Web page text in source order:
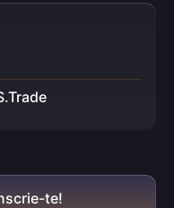
te!